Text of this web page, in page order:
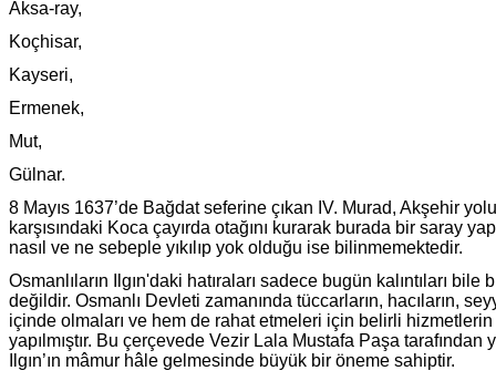
Aksa-ray,
Koçhisar,
Kayseri,
Ermenek,
Mut,
Gülnar.
8 Mayıs 1637’de Bağdat seferine çıkan IV. Murad, Akşehir
karşısındaki Koca çayırda otağını kurarak burada bir saray
nasıl ve ne sebeple yıkılıp yok olduğu ise bilinmemektedir.
Osmanlıların Ilgın'daki hatıraları sadece bugün kalıntıları
değildir. Osmanlı Devleti zamanında tüccarların, hacıların,
içinde olmaları ve hem de rahat etmeleri için belirli
yapılmıştır. Bu çerçevede Vezir Lala Mustafa Paşa tarafından
Ilgın’ın mâmur hâle gelmesinde büyük bir öneme sahiptir.